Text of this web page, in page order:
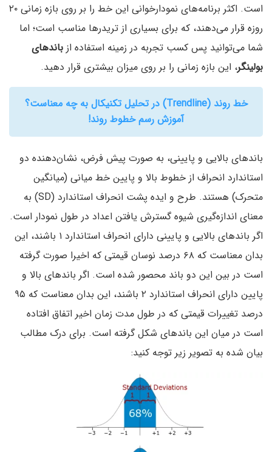
است. اکثر برنامه‌های نمودار‌خوانی این خط را بر روی بازه زمانی ۲۰
روزه قرار می‌دهند، که برای بسیاری از تریدر‌ها مناسب است‌؛ اما
شما می‌توانید پس کسب تجربه در زمینه استفاده از باند‌های
بولینگر‌، این بازه زمانی را بر روی میزان بیشتری قرار دهید.
خط روند (Trendline) در تحلیل تکنیکال به چه معناست؟
آموزش رسم خطوط روند!
باند‌های بالایی و پایینی‌، به صورت پیش فرض‌، نشان‌دهنده دو
استاندارد انحراف از خطوط بالا و پایین خط میانی (میانگین
متحرک‌) هستند. طرح و ایده پشت انحراف استاندارد (SD‌) به
معنای اندازه‌گیری شیوه گسترش یافتن اعداد در طول نمودار است.
اگر باند‌های بالایی و پایینی دارای انحراف استاندارد ۱ باشند‌، این
بدان معناست که ۶۸ درصد نوسان قیمتی که اخیرا صورت گرفته
است در بین این دو باند محصور شده است. اگر باند‌های بالا و
پایین دارای انحراف استاندارد ۲ باشند‌، این بدان معناست که ۹۵
درصد تغییرات قیمتی که در طول مدت زمان اخیر اتفاق افتاده
است در میان این باند‌های شکل گرفته است. برای درک مطالب
بیان شده به تصویر زیر توجه کنید: